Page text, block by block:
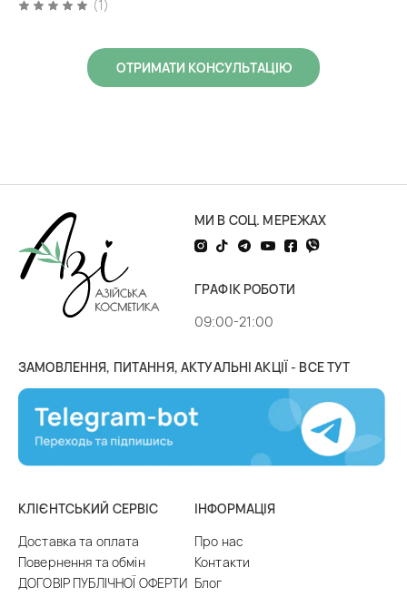
(1)
ОТРИМАТИ КОНСУЛЬТАЦІЮ
МИ В СОЦ. МЕРЕЖАХ
ГРАФІК РОБОТИ
09:00-21:00
ЗАМОВЛЕННЯ, ПИТАННЯ, АКТУАЛЬНІ АКЦІЇ - ВСЕ ТУТ
КЛІЄНТСЬКИЙ СЕРВІС
Доставка та оплата
Повернення та обмін
ДОГОВІР ПУБЛІЧНОЇ ОФЕРТИ
ІНФОРМАЦІЯ
Про нас
Контакти
Блог